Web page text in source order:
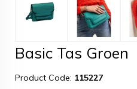
Basic Tas Groen
Product Code: 115227